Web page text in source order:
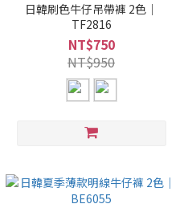
日韓刷色牛仔吊帶褲 2色｜
TF2816
NT$750
NT$950